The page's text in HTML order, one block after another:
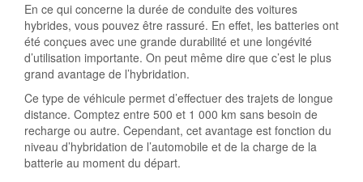
En ce qui concerne la durée de conduite des voitures
hybrides, vous pouvez être rassuré. En effet, les batteries ont
été conçues avec une grande durabilité et une longévité
d’utilisation importante. On peut même dire que c’est le plus
grand avantage de l’hybridation.
Ce type de véhicule permet d’effectuer des trajets de longue
distance. Comptez entre 500 et 1 000 km sans besoin de
recharge ou autre. Cependant, cet avantage est fonction du
niveau d’hybridation de l’automobile et de la charge de la
batterie au moment du départ.